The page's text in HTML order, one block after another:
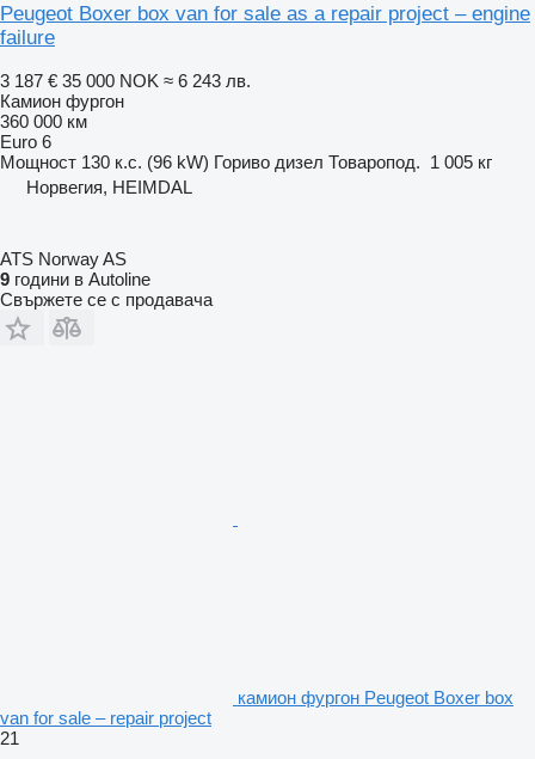
Peugeot Boxer box van for sale as a repair project – engine
failure
3 187 € 35 000 NOK ≈ 6 243 лв.
Камион фургон
360 000 км
Euro 6
Мощност 130 к.с. (96 kW) Гориво дизел Товаропод. 1 005 кг
Норвегия, HEIMDAL
ATS Norway AS
9 години в Autoline
Свържете се с продавача
камион фургон Peugeot Boxer box
van for sale – repair project
21